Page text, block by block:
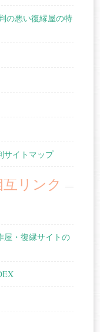
の悪い復縁屋の特
サイトマップ
リンク
屋・復縁サイトの